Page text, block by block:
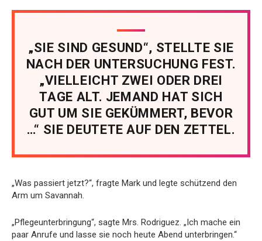
„SIE SIND GESUND“, STELLTE SIE
NACH DER UNTERSUCHUNG FEST.
„VIELLEICHT ZWEI ODER DREI
TAGE ALT. JEMAND HAT SICH
GUT UM SIE GEKÜMMERT, BEVOR
…“ SIE DEUTETE AUF DEN ZETTEL.
„Was passiert jetzt?“, fragte Mark und legte schützend den
Arm um Savannah.
„Pflegeunterbringung“, sagte Mrs. Rodriguez. „Ich mache ein
paar Anrufe und lasse sie noch heute Abend unterbringen.“